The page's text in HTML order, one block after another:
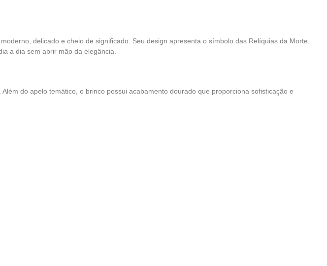
delicado e cheio de significado. Seu design apresenta o símbolo das Relíquias da Morte,
a dia sem abrir mão da elegância.
do apelo temático, o brinco possui acabamento dourado que proporciona sofisticação e